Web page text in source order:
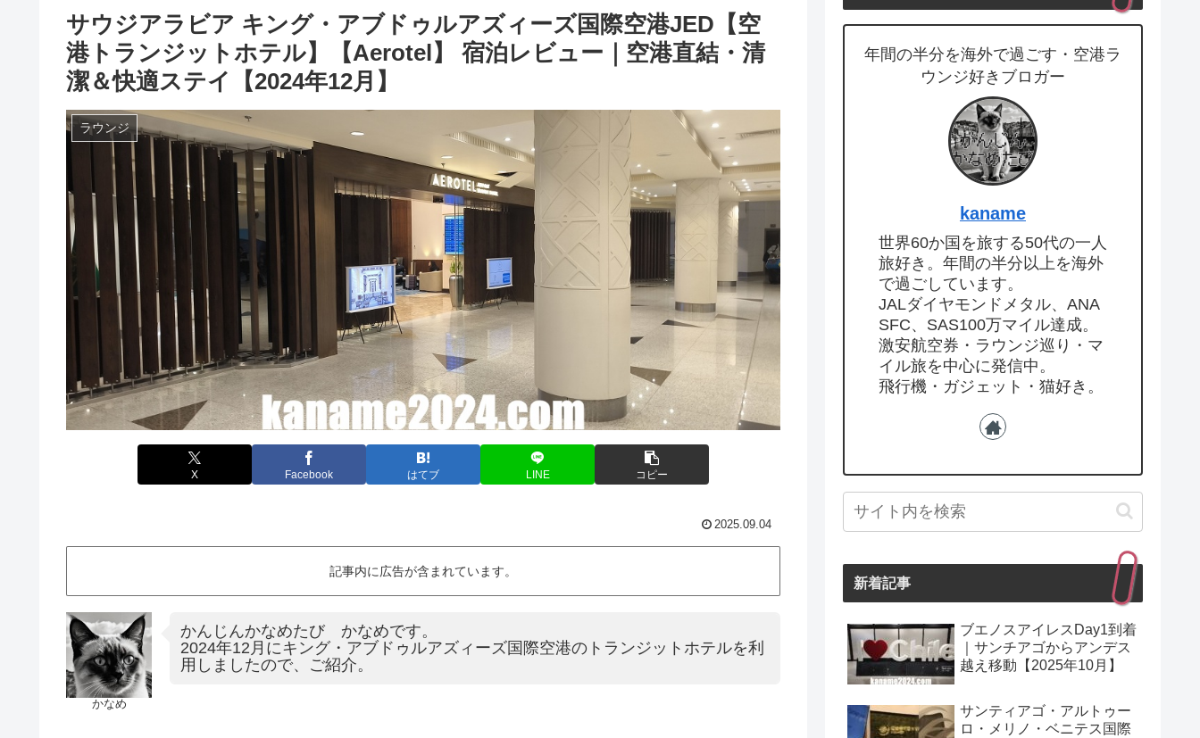
サウジアラビア キング・アブドゥルアズィーズ国際空港JED【空
港トランジットホテル】【Aerotel】 宿泊レビュー｜空港直結・清
潔＆快適ステイ【2024年12月】
ラウンジ
X Facebook はてブ LINE コピー
2025.09.04
記事内に広告が含まれています。
かなめ
かんじんかなめたび かなめです。
2024年12月にキング・アブドゥルアズィーズ国際空港のトランジットホテルを利
用しましたので、ご紹介。
年間の半分を海外で過ごす・空港ラ
ウンジ好きブロガー
kaname
世界60か国を旅する50代の一人
旅好き。年間の半分以上を海外
で過ごしています。
JALダイヤモンドメタル、ANA
SFC、SAS100万マイル達成。
激安航空券・ラウンジ巡り・マ
イル旅を中心に発信中。
飛行機・ガジェット・猫好き。
新着記事
ブエノスアイレスDay1到着
｜サンチアゴからアンデス
越え移動【2025年10月】
サンティアゴ・アルトゥー
ロ・メリノ・ベニテス国際